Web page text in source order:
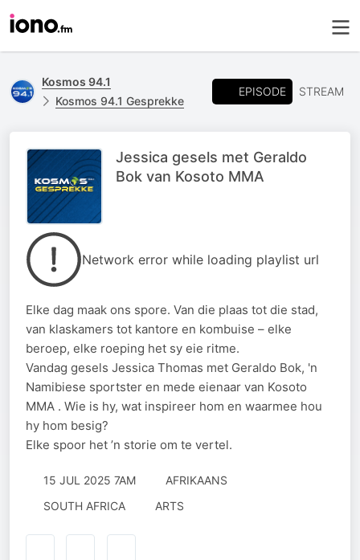
Kosmos 94.1
Kosmos 94.1 Gesprekke
EPISODE STREAM
Jessica gesels met Geraldo
Bok van Kosoto MMA
Network error while loading playlist url
Elke dag maak ons spore. Van die plaas tot die stad,
van klaskamers tot kantore en kombuise – elke
beroep, elke roeping het sy eie ritme.
Vandag gesels Jessica Thomas met Geraldo Bok, 'n
Namibiese sportster en mede eienaar van Kosoto
MMA . Wie is hy, wat inspireer hom en waarmee hou
hy hom besig?
Elke spoor het ’n storie om te vertel.
15 JUL 2025 7AM
AFRIKAANS
SOUTH AFRICA
ARTS